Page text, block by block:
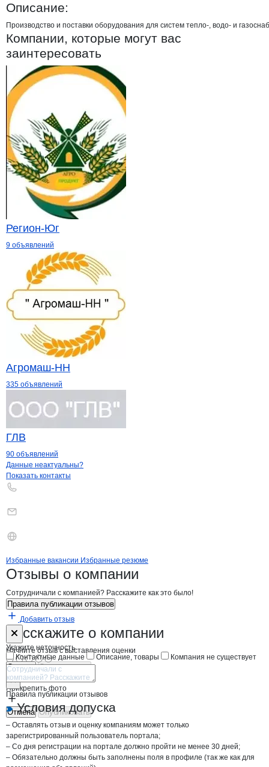
Описание:
Производство и поставки оборудования для систем тепло-, водо- и
Компании, которые могут вас
заинтересовать
Регион-Юг
9 объявлений
Агромаш-НН
335 объявлений
ГЛВ
90 объявлений
Контактыкомпании
+7(800)000-00-..
Данные неактуальны?
Показать контакты
Брендыкомпани Компания АДЛ
Вакансии вКомпания АДЛ
Избранные вакансии Избранные резюме
Новости oКомпания АДЛ,
Отзывы о компании
Сотрудничали с компанией? Расскажите как это было!
Правила публикации отзывов
Добавить отзыв
Расскажите о компании
Начните отзыв с выставления оценки
Прикрепить фото
Отмена Опубликовать
Форма обратной связи о неточностях
Укажите неточность
Контактные данные
Описание, товары Компания не существует
Отмена Опубликовать
Правила публикации отзывов
Условия допуска
– Оставлять отзыв и оценку компаниям может только
зарегистрированный пользователь портала;
– Со дня регистрации на портале должно пройти не менее 30 дней;
– Обязательно должны быть заполнены поля в профиле (так же как для